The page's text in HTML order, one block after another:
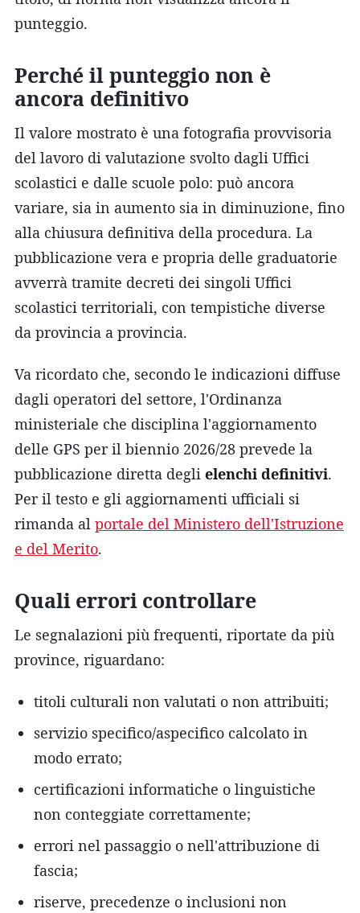
punteggio.
Perché il punteggio non è
ancora definitivo
Il valore mostrato è una fotografia provvisoria
del lavoro di valutazione svolto dagli Uffici
scolastici e dalle scuole polo: può ancora
variare, sia in aumento sia in diminuzione, fino
alla chiusura definitiva della procedura. La
pubblicazione vera e propria delle graduatorie
avverrà tramite decreti dei singoli Uffici
scolastici territoriali, con tempistiche diverse
da provincia a provincia.
Va ricordato che, secondo le indicazioni diffuse
dagli operatori del settore, l'Ordinanza
ministeriale che disciplina l'aggiornamento
delle GPS per il biennio 2026/28 prevede la
pubblicazione diretta degli elenchi definitivi.
Per il testo e gli aggiornamenti ufficiali si
rimanda al portale del Ministero dell'Istruzione
e del Merito.
Quali errori controllare
Le segnalazioni più frequenti, riportate da più
province, riguardano:
titoli culturali non valutati o non attribuiti;
servizio specifico/aspecifico calcolato in
modo errato;
certificazioni informatiche o linguistiche
non conteggiate correttamente;
errori nel passaggio o nell'attribuzione di
fascia;
riserve, precedenze o inclusioni non